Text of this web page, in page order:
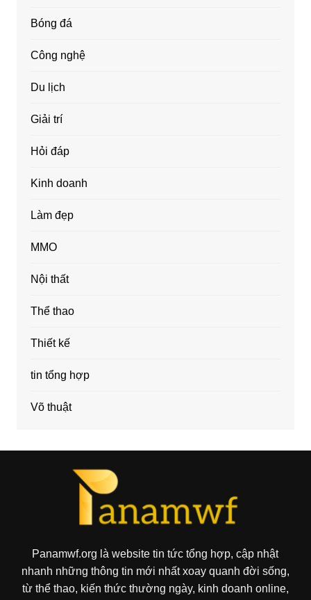
Bóng đá
Công nghệ
Du lịch
Giải trí
Hỏi đáp
Kinh doanh
Làm đẹp
MMO
Nội thất
Thể thao
Thiết kế
tin tổng hợp
Võ thuật
Panamwf.org là website tin tức tổng hợp, cập nhật
nhanh những thông tin mới nhất xoay quanh đời sống,
từ thể thao, kiến thức thường ngày, kinh doanh online,